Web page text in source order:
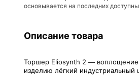
основывается на последних
Описание товара
Торшер Eliosynth 2 — воплощение
изделию лёгкий индустриальный